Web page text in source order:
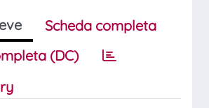
Scheda completa
(DC)